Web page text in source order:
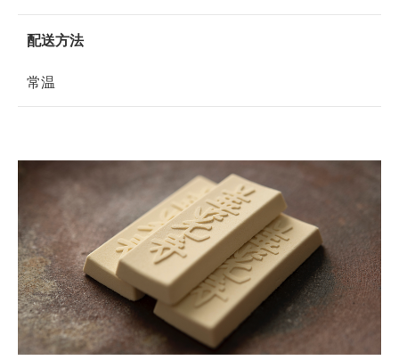
配送方法
常温